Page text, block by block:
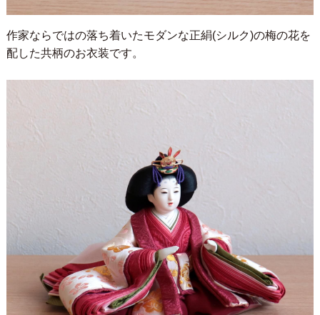
作家ならではの落ち着いたモダンな正絹(シルク)の梅の花を
配した共柄のお衣装です。